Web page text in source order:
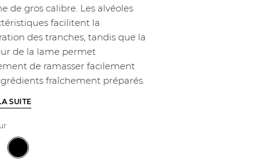
de gros calibre. Les alvéoles
facilitent la
des tranches, tandis que la
de la lame permet
de ramasser facilement
fraîchement préparés.
SUITE